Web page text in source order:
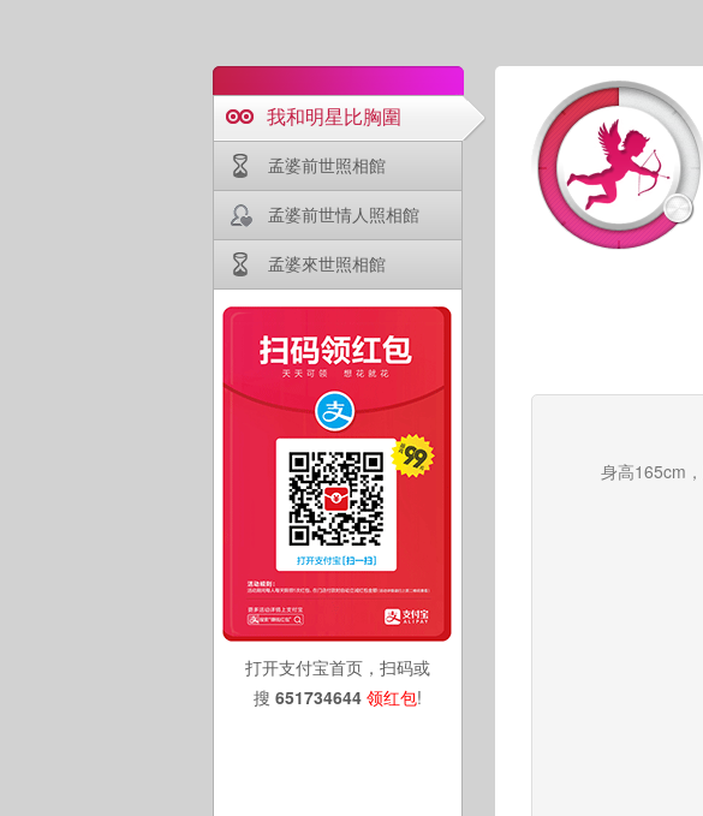
我和明星比胸圍
孟婆前世照相館
孟婆前世情人照相館
孟婆來世照相館
打开支付宝首页，扫码或
搜 651734644 领红包!
身高165cm，